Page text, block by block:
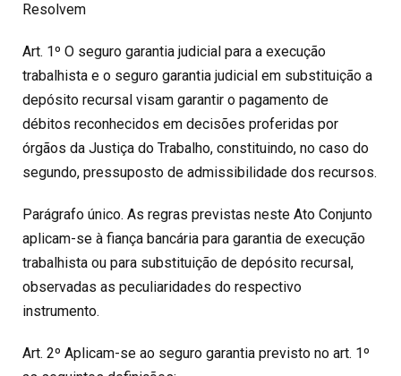
Resolvem
Art. 1º O seguro garantia judicial para a execução
trabalhista e o seguro garantia judicial em substituição a
depósito recursal visam garantir o pagamento de
débitos reconhecidos em decisões proferidas por
órgãos da Justiça do Trabalho, constituindo, no caso do
segundo, pressuposto de admissibilidade dos recursos.
Parágrafo único. As regras previstas neste Ato Conjunto
aplicam-se à fiança bancária para garantia de execução
trabalhista ou para substituição de depósito recursal,
observadas as peculiaridades do respectivo
instrumento.
Art. 2º Aplicam-se ao seguro garantia previsto no art. 1º